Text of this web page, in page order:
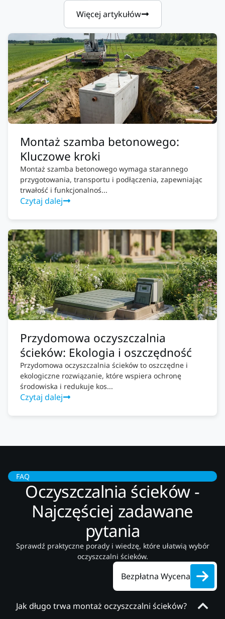
Więcej artykułów
Montaż szamba betonowego:
Kluczowe kroki
Montaż szamba betonowego wymaga starannego
przygotowania, transportu i podłączenia, zapewniając
trwałość i funkcjonalnoś...
Czytaj dalej
Przydomowa oczyszczalnia
ścieków: Ekologia i oszczędność
Przydomowa oczyszczalnia ścieków to oszczędne i
ekologiczne rozwiązanie, które wspiera ochronę
środowiska i redukuje kos...
Czytaj dalej
Jak długo trwa montaż oczyszczalni ścieków?
FAQ
Oczyszczalnia ścieków -
Najczęściej zadawane
pytania
Sprawdź praktyczne porady i wiedzę, które ułatwią wybór
oczyszczalni ścieków.
Bezpłatna Wycena